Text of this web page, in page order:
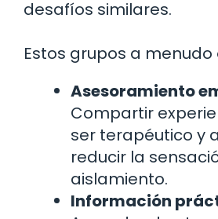
desafíos similares.
Estos grupos a menudo
Asesoramiento
Compartir
ser terapéutico y
reducir la
aislamiento.
Información